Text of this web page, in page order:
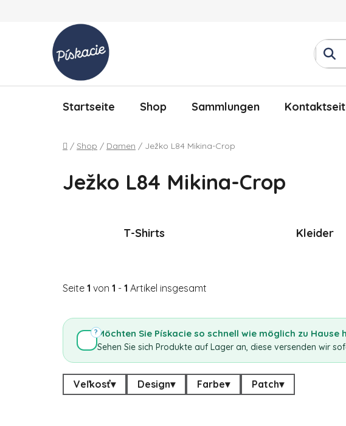
Startseite Shop Sammlungen
Startseite
/ Shop / Damen / Ježko L84 Mikina-Crop
Ježko L84 Mikina-Crop
T-Shirts Kleider
Seite 1 von 1 - 1 Artikel insgesamt
Möchten Sie Pískacie so schnell wie möglich zu Hause
Sehen Sie sich Produkte auf Lager an, diese versenden wir
?
Veľkosť▾ Design▾ Farbe▾ Patch▾